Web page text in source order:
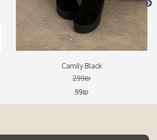
Camily Black
299₪
99₪